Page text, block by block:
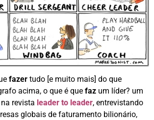
fazer tudo [e muito mais] do que
acima, o que é que faz um líder? um
revista leader to leader, entrevistando
globais de faturamento bilionário,